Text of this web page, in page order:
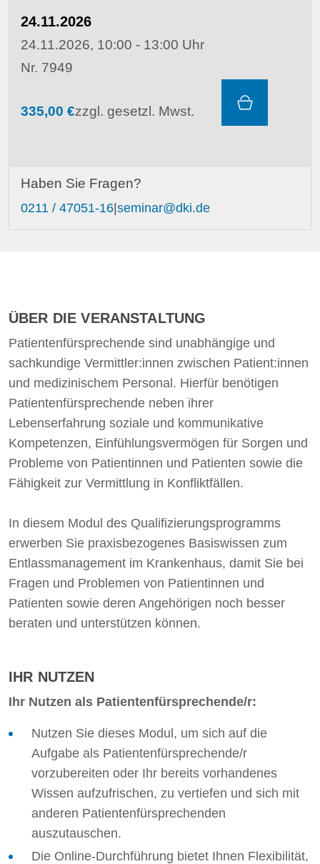
24.11.2026
24.11.2026, 10:00 - 13:00 Uhr
Nr. 7949
335,00 €zzgl. gesetzl. Mwst.
Haben Sie Fragen?
0211 / 47051-16 seminar@dki.de
ÜBER DIE VERANSTALTUNG
Patientenfürsprechende sind unabhängige und
sachkundige Vermittler:innen zwischen Patient:innen
und medizinischem Personal. Hierfür benötigen
Patientenfürsprechende neben ihrer
Lebenserfahrung soziale und kommunikative
Kompetenzen, Einfühlungsvermögen für Sorgen und
Probleme von Patientinnen und Patienten sowie die
Fähigkeit zur Vermittlung in Konfliktfällen.
In diesem Modul des Qualifizierungsprogramms
erwerben Sie praxisbezogenes Basiswissen zum
Entlassmanagement im Krankenhaus, damit Sie bei
Fragen und Problemen von Patientinnen und
Patienten sowie deren Angehörigen noch besser
beraten und unterstützen können.
IHR NUTZEN
Ihr Nutzen als Patientenfürsprechende/r:
Nutzen Sie dieses Modul, um sich auf die
Aufgabe als Patientenfürsprechende/r
vorzubereiten oder Ihr bereits vorhandenes
Wissen aufzufrischen, zu vertiefen und sich mit
anderen Patientenfürsprechenden
auszutauschen.
Die Online-Durchführung bietet Ihnen Flexibilität,